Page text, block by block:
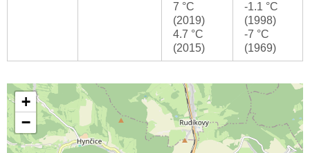
7 °C
(2019)
4.7 °C
(2015)
-1.1 °C
(1998)
-7 °C
(1969)
+
−